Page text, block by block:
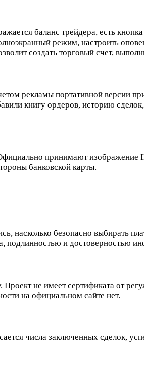
баланс трейдера, есть
режим, настроить
создать торговый счет,
рекламы портативной версии
книгу ордеров, историю
принимают изображение
банковской карты.
насколько безопасно выбирать
подлинностью и достоверностью
не имеет сертификата от
на официальном сайте нет.
числа заключенных сделок,